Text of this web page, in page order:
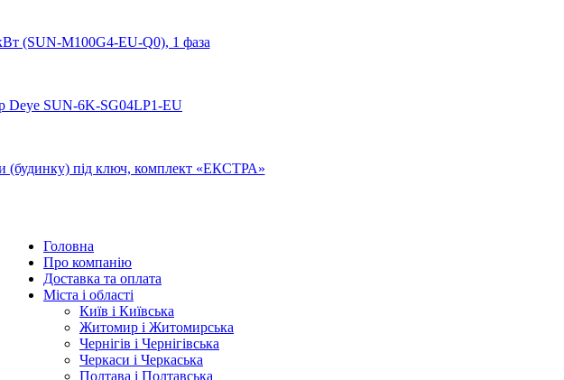
Головна
Про компанію
Доставка та оплата
Міста і області
Київ і Київська
Житомир і Житомирська
Чернігів і Чернігівська
Черкаси і Черкаська
Полтава і Полтавська